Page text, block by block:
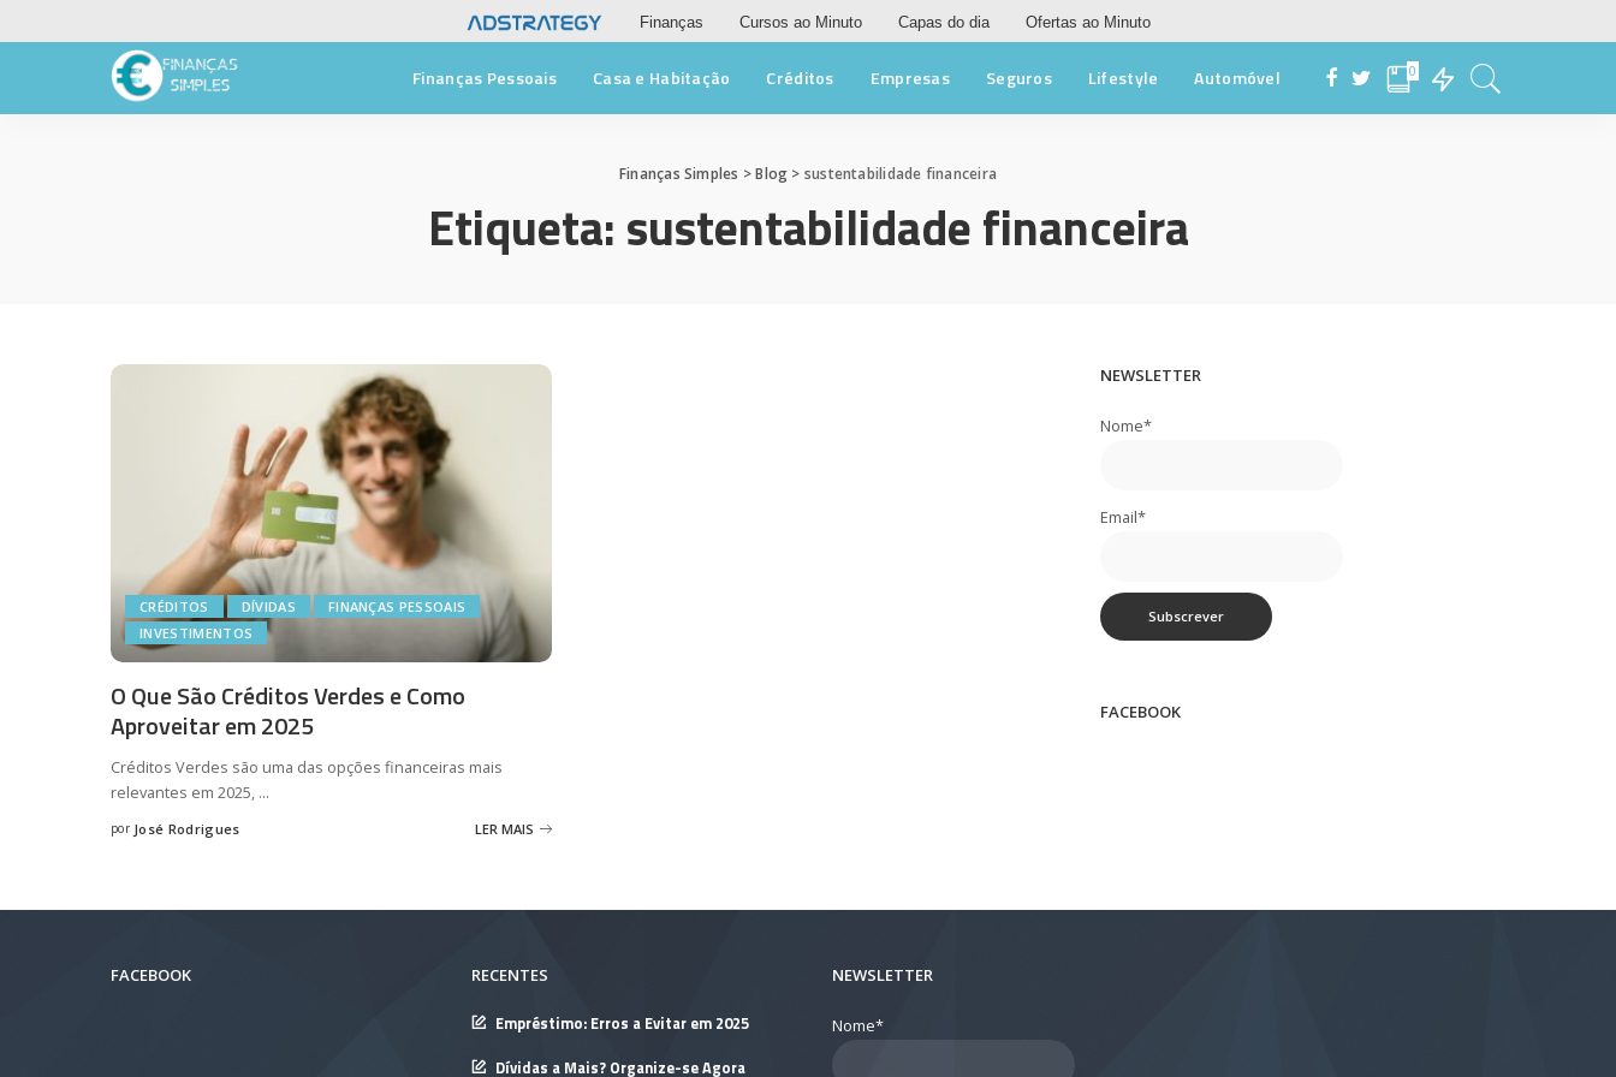
Finanças Cursos ao Minuto Capas do dia Ofertas ao Minuto
Finanças Pessoais Casa e Habitação Créditos Empresas Seguros Lifestyle Automóvel 0
Finanças Simples >Blog > sustentabilidade financeira
Etiqueta:sustentabilidade financeira
CRÉDITOS DÍVIDAS
FINANÇAS PESSOAIS
INVESTIMENTOS
O Que São Créditos Verdes e Como
Aproveitar em 2025
Créditos Verdes são uma das opções financeiras mais
relevantes em 2025, ...
Posted
por José Rodrigues LER MAIS
NEWSLETTER
Nome*
Email*
FACEBOOK
FACEBOOK RECENTES
Empréstimo: Erros a Evitar em 2025
Dívidas a Mais? Organize-se Agora
NEWSLETTER
Nome*